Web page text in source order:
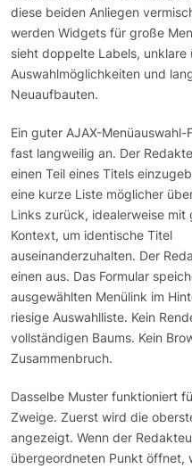
diese beiden Anliegen
werden Widgets für große
sieht doppelte Labels,
Auswahlmöglichkeiten und
Neuaufbauten.
Ein guter AJAX-Menüauswahl-
fast langweilig an. Der
einen Teil eines Titels
eine kurze Liste möglicher
Links zurück, idealerweise mit
Kontext, um identische Titel
auseinanderzuhalten. Der
einen aus. Das Formular
ausgewählten Menülink im
riesige Auswahlliste. Kein
vollständigen Baums. Kein
Zusammenbruch.
Dasselbe Muster funktioniert
Zweige. Zuerst wird die
angezeigt. Wenn der
übergeordneten Punkt öffnet,